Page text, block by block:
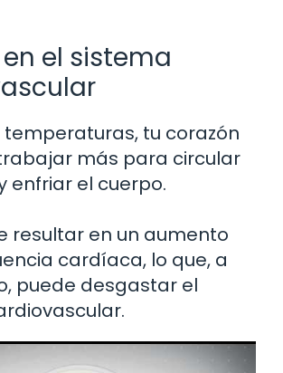
el sistema
temperaturas, tu corazón
más para circular
enfriar el cuerpo.
resultar en un aumento
cardíaca, lo que, a
puede desgastar el